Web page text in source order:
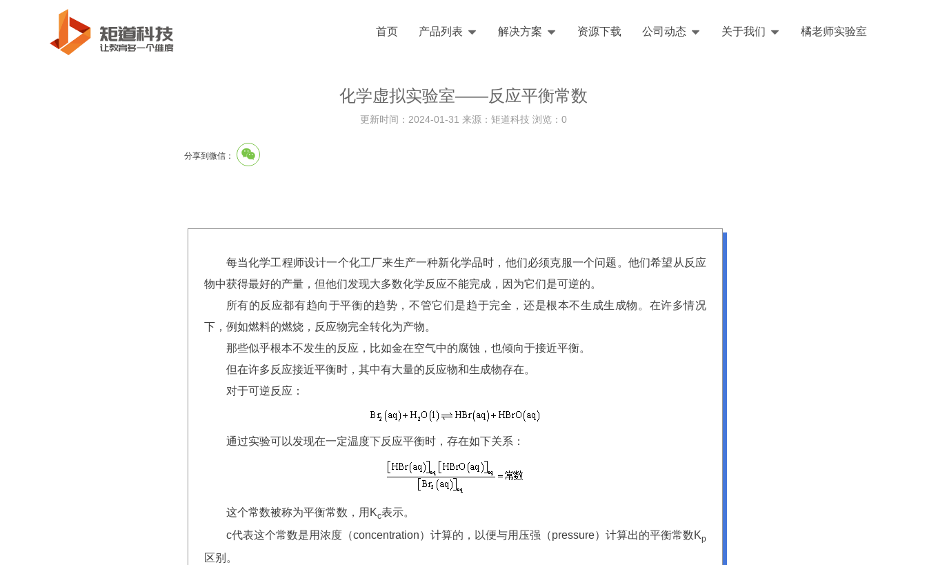
首页 产品列表 解决方案 资源下载 公司动态 关于我们 橘老师实验室English
化学虚拟实验室——反应平衡常数
更新时间：2024-01-31 来源：矩道科技 浏览： 0
分享到微信：
每当化学工程师设计一个化工厂来生产一种新化学品时，他们必须克服一个问题。他们希望从反应
物中获得最好的产量，但他们发现大多数化学反应不能完成，因为它们是可逆的。
所有的反应都有趋向于平衡的趋势，不管它们是趋于完全，还是根本不生成生成物。在许多情况
下，例如燃料的燃烧，反应物完全转化为产物。
那些似乎根本不发生的反应，比如金在空气中的腐蚀，也倾向于接近平衡。
但在许多反应接近平衡时，其中有大量的反应物和生成物存在。
对于可逆反应：
通过实验可以发现在一定温度下反应平衡时，存在如下关系：
这个常数被称为平衡常数，用Kc表示。
c代表这个常数是用浓度（concentration）计算的，以便与用压强（pressure）计算出的平衡常数Kp
区别。